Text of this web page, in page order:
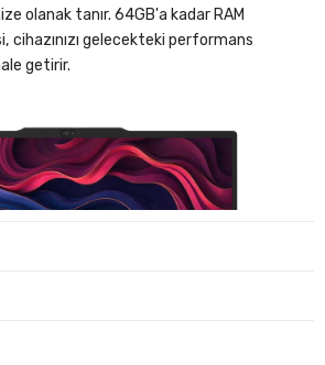
olanak tanır. 64GB'a kadar RAM
cihazınızı gelecekteki performans
getirir.